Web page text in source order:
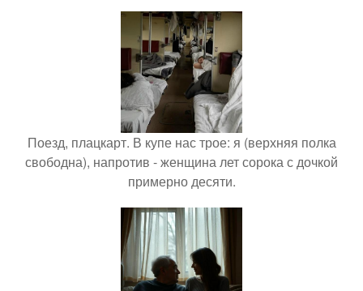
Поезд, плацкарт. В купе нас трое: я (верхняя полка
свободна), напротив - женщина лет сорока с дочкой
примерно десяти.